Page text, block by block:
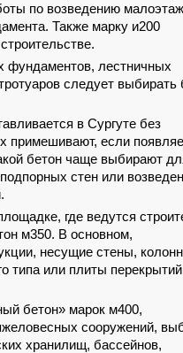
по возведению
Также марку и200
фундаментов, лестничных
следует выбирать
в Сургуте без
примешивают, если
бетон чаще выбирают
стен или
где ведутся
м350. В основном,
несущие стены,
типа или плиты перекрытий
бетон» марок м400,
сооружений,
хранилищ, бассейнов,